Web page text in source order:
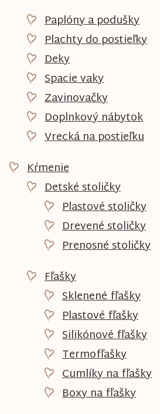
Paplóny a podušky
Plachty do postieľky
Deky
Spacie vaky
Zavinovačky
Doplnkový nábytok
Vrecká na postieľku
Kŕmenie
Detské stoličky
Plastové stoličky
Drevené stoličky
Prenosné stoličky
Fľašky
Sklenené fľašky
Plastové fľašky
Silikónové fľašky
Termofľašky
Cumlíky na fľašky
Boxy na fľašky